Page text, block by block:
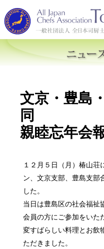
文京・豊島
同
親睦忘年会
１２月５日（月）椿山荘
ン、文京支部、豊島支部
した。
当日は豊島区の社会福祉
会員の方にご参加をいた
変すばらしい料理とお飲
ただきました。